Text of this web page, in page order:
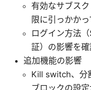
有効なサブス
限に引っかか
ログイン方法
証）の影響を確
追加機能の影響
Kill switch、分
ブロックの設